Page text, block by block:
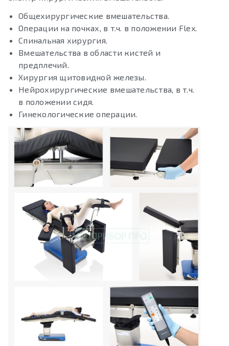
Общехирургические вмешательства.
Операции на почках, в т.ч. в положении Flex.
Спинальная хирургия.
Вмешательства в области кистей и
предплечий.
Хирургия щитовидной железы.
Нейрохирургические вмешательства, в т.ч.
в положении сидя.
Гинекологические операции.